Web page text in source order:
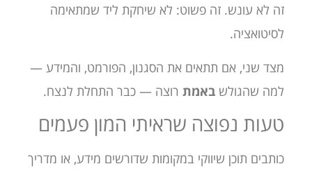
זה לא עונש. זה פשוט: לא שיחקת ליד שמתאימה
לסיטואציה.
מצד שני, אם תתאים את הסגנון, הפורמט, והמידע —
למה שהגולש באמת רוצה — כבר התחלת לנצח.
טעות נפוצה שראיתי המון פעמים
כותבים תוכן שיווקי במקומות שדורשים מידע, או מדריך